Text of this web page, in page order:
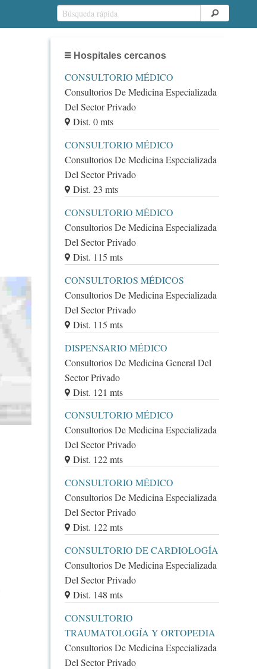
Hospitales cercanos
CONSULTORIO MÉDICO
Consultorios De Medicina Especializada
Del Sector Privado
Dist. 0 mts
CONSULTORIO MÉDICO
Consultorios De Medicina Especializada
Del Sector Privado
Dist. 23 mts
CONSULTORIO MÉDICO
Consultorios De Medicina Especializada
Del Sector Privado
Dist. 115 mts
CONSULTORIOS MÉDICOS
Consultorios De Medicina Especializada
Del Sector Privado
Dist. 115 mts
DISPENSARIO MÉDICO
Consultorios De Medicina General Del
Sector Privado
Dist. 121 mts
CONSULTORIO MÉDICO
Consultorios De Medicina Especializada
Del Sector Privado
Dist. 122 mts
CONSULTORIO MÉDICO
Consultorios De Medicina Especializada
Del Sector Privado
Dist. 122 mts
CONSULTORIO DE CARDIOLOGÍA
Consultorios De Medicina Especializada
Del Sector Privado
Dist. 148 mts
CONSULTORIO
TRAUMATOLOGÍA Y ORTOPEDIA
Consultorios De Medicina Especializada
Del Sector Privado